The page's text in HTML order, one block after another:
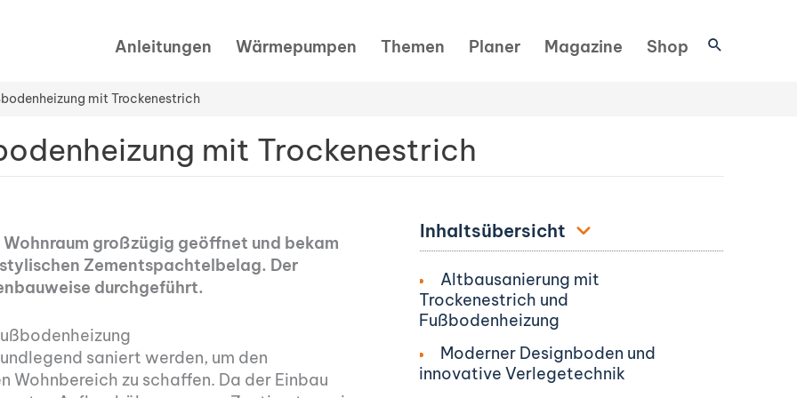
Anleitungen Wärmepumpen Themen Planer Magazine Shop Suchen
mit Trockenestrich
mit Trockenestrich
großzügig geöffnet und bekam
Zementspachtelbelag. Der
durchgeführt.
saniert werden, um den
Wohnbereich zu schaffen. Da der Einbau
Inhaltsübersicht
Altbausanierung mit
Trockenestrich und
Fußbodenheizung
Moderner Designboden und
innovative Verlegetechnik